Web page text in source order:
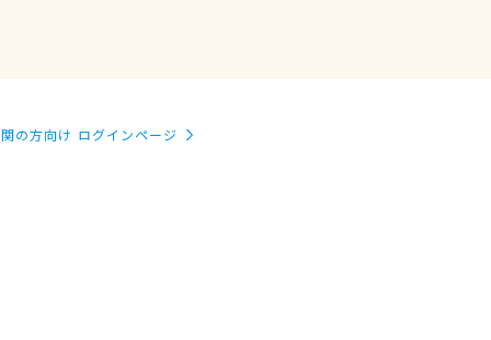
の方向け ログインページ